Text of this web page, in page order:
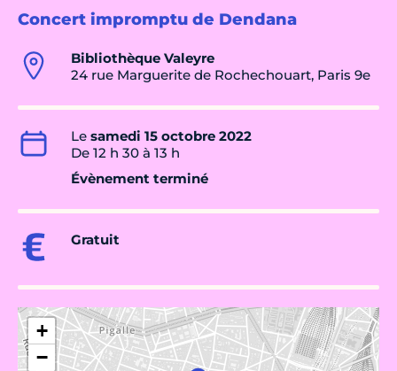
Concert impromptu de Dendana
Bibliothèque Valeyre
24 rue Marguerite de Rochechouart, Paris 9e
Le samedi 15 octobre 2022
De 12 h 30 à 13 h
Évènement terminé
Gratuit
+
−